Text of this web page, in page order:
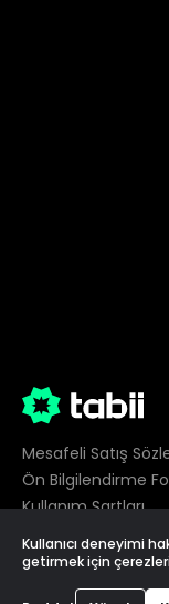
Mesafeli Satış
Ön Bilgilendirme
Kullanım Şartları
Gizlilik
Çerez Tercihleri
Kullanıcı deneyimi
getirmek için